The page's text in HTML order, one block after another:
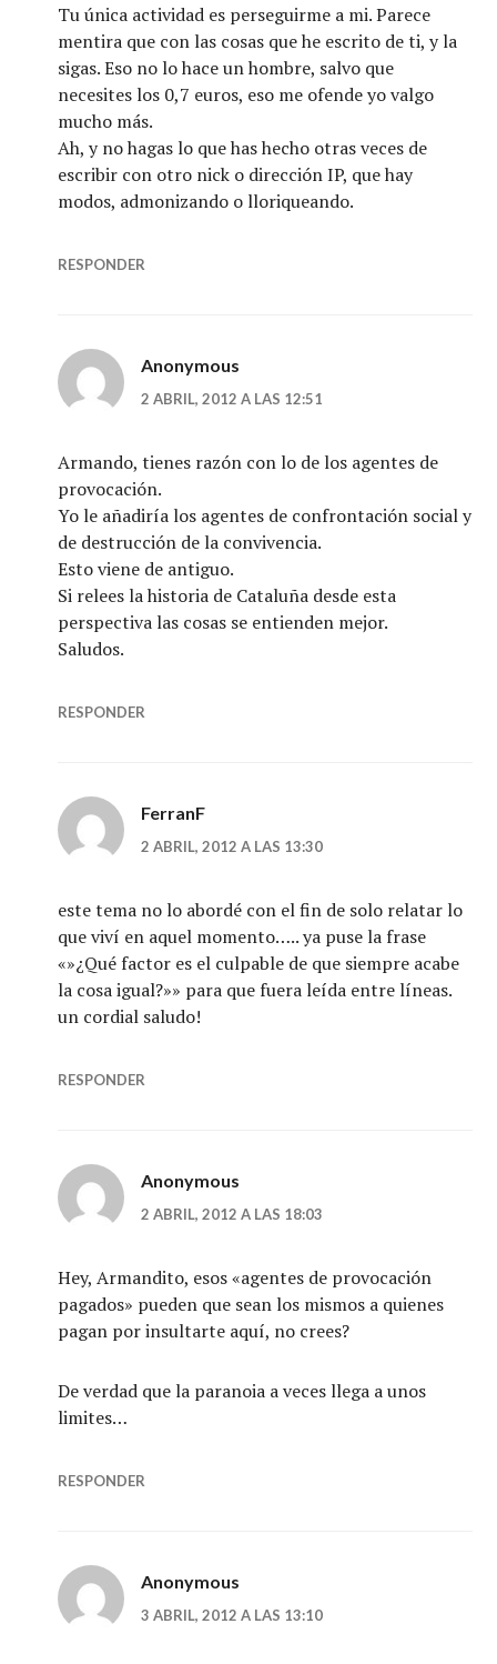
Tu única actividad es perseguirme a mi. Parece
mentira que con las cosas que he escrito de ti, y la
sigas. Eso no lo hace un hombre, salvo que
necesites los 0,7 euros, eso me ofende yo valgo
mucho más.
Ah, y no hagas lo que has hecho otras veces de
escribir con otro nick o dirección IP, que hay
modos, admonizando o lloriqueando.
RESPONDER
Anonymous
2 ABRIL, 2012 A LAS 12:51
Armando, tienes razón con lo de los agentes de
provocación.
Yo le añadiría los agentes de confrontación social y
de destrucción de la convivencia.
Esto viene de antiguo.
Si relees la historia de Cataluña desde esta
perspectiva las cosas se entienden mejor.
Saludos.
RESPONDER
FerranF
2 ABRIL, 2012 A LAS 13:30
este tema no lo abordé con el fin de solo relatar lo
que viví en aquel momento….. ya puse la frase
«»¿Qué factor es el culpable de que siempre acabe
la cosa igual?»» para que fuera leída entre líneas.
un cordial saludo!
RESPONDER
Anonymous
2 ABRIL, 2012 A LAS 18:03
Hey, Armandito, esos «agentes de provocación
pagados» pueden que sean los mismos a quienes
pagan por insultarte aquí, no crees?
De verdad que la paranoia a veces llega a unos
limites…
RESPONDER
Anonymous
3 ABRIL, 2012 A LAS 13:10